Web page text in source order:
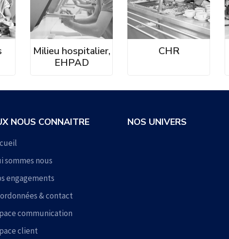
Milieu hospitalier,
EHPAD
CHR
NOUS CONNAITRE
sommes nous
engagements
& contact
communication
client
NOS UNIVERS